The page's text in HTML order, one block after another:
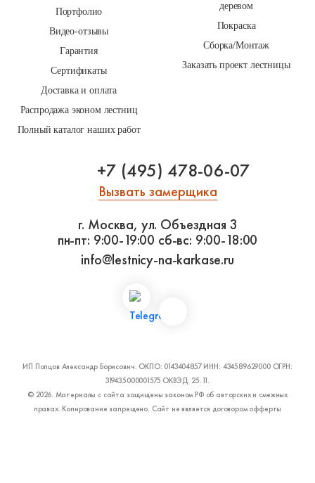
Портфолио
Видео-отзывы
Гарантия
Сертификаты
Доставка и оплата
Распродажа эконом лестниц
Полный каталог наших работ
деревом
Покраска
Сборка/Монтаж
Заказать проект лестницы
+7 (495) 478-06-07
Вызвать замерщика
г. Москва, ул. Объездная 3
пн-пт: 9:00-19:00 сб-вс: 9:00-18:00
info@lestnicy-na-karkase.ru
ИП Попцов Александр Борисович. ОКПО: 0143404857 ИНН: 434589629000 ОГРН:
319435000001575 ОКВЭД: 25.11.
© 2026. Материалы с сайта защищены законом РФ об авторских и смежных
правах. Копирование запрещено. Сайт не является договором офферты